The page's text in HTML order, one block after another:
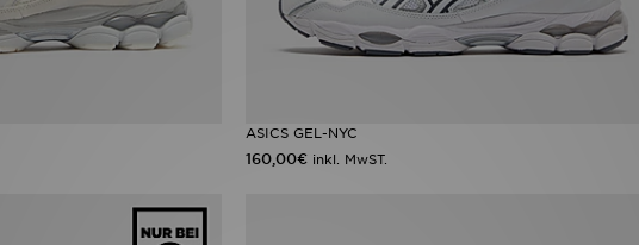
ASICS GEL-NYC
160,00€ inkl. MwST.